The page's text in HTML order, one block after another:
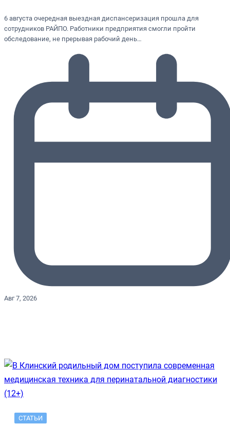
6 августа очередная выездная диспансеризация прошла для
сотрудников РАЙПО. Работники предприятия смогли пройти
обследование, не прерывая рабочий день…
Авг 7, 2026
СТАТЬИ